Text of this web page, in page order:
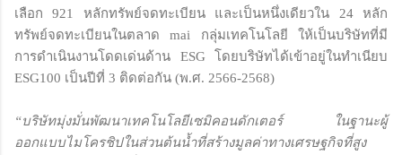
เลือก 921 หลักทรัพย์จดทะเบียน และเป็นหนึ่งเดียวใน 24 หลัก
ทรัพย์จดทะเบียนในตลาด mai กลุ่มเทคโนโลยี ให้เป็นบริษัทที่มี
การดำเนินงานโดดเด่นด้าน ESG โดยบริษัทได้เข้าอยู่ในทำเนียบ
ESG100 เป็นปีที่ 3 ติดต่อกัน (พ.ศ. 2566-2568)
“บริษัทมุ่งมั่นพัฒนาเทคโนโลยีเซมิคอนดักเตอร์ ในฐานะผู้
ออกแบบไมโครชิปในส่วนต้นน้ำที่สร้างมูลค่าทางเศรษฐกิจที่สูง